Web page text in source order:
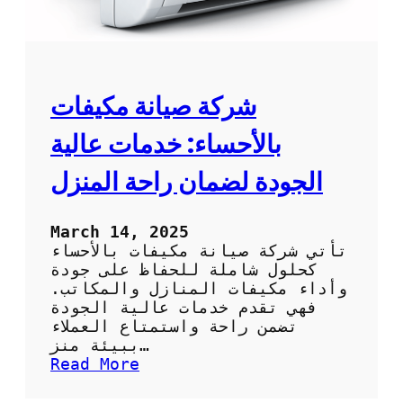
م
ة
ن
ي
؟
ي
:
ي
م
ت
ة
ل
ب
ر
شركة صيانة مكيفات
بالأحساء: خدمات عالية
الجودة لضمان راحة المنزل
March 14, 2025
تأتي شركة صيانة مكيفات بالأحساء
كحلول شاملة للحفاظ على جودة
وأداء مكيفات المنازل والمكاتب.
فهي تقدم خدمات عالية الجودة
تضمن راحة واستمتاع العملاء
ببيئة منز…
Read More